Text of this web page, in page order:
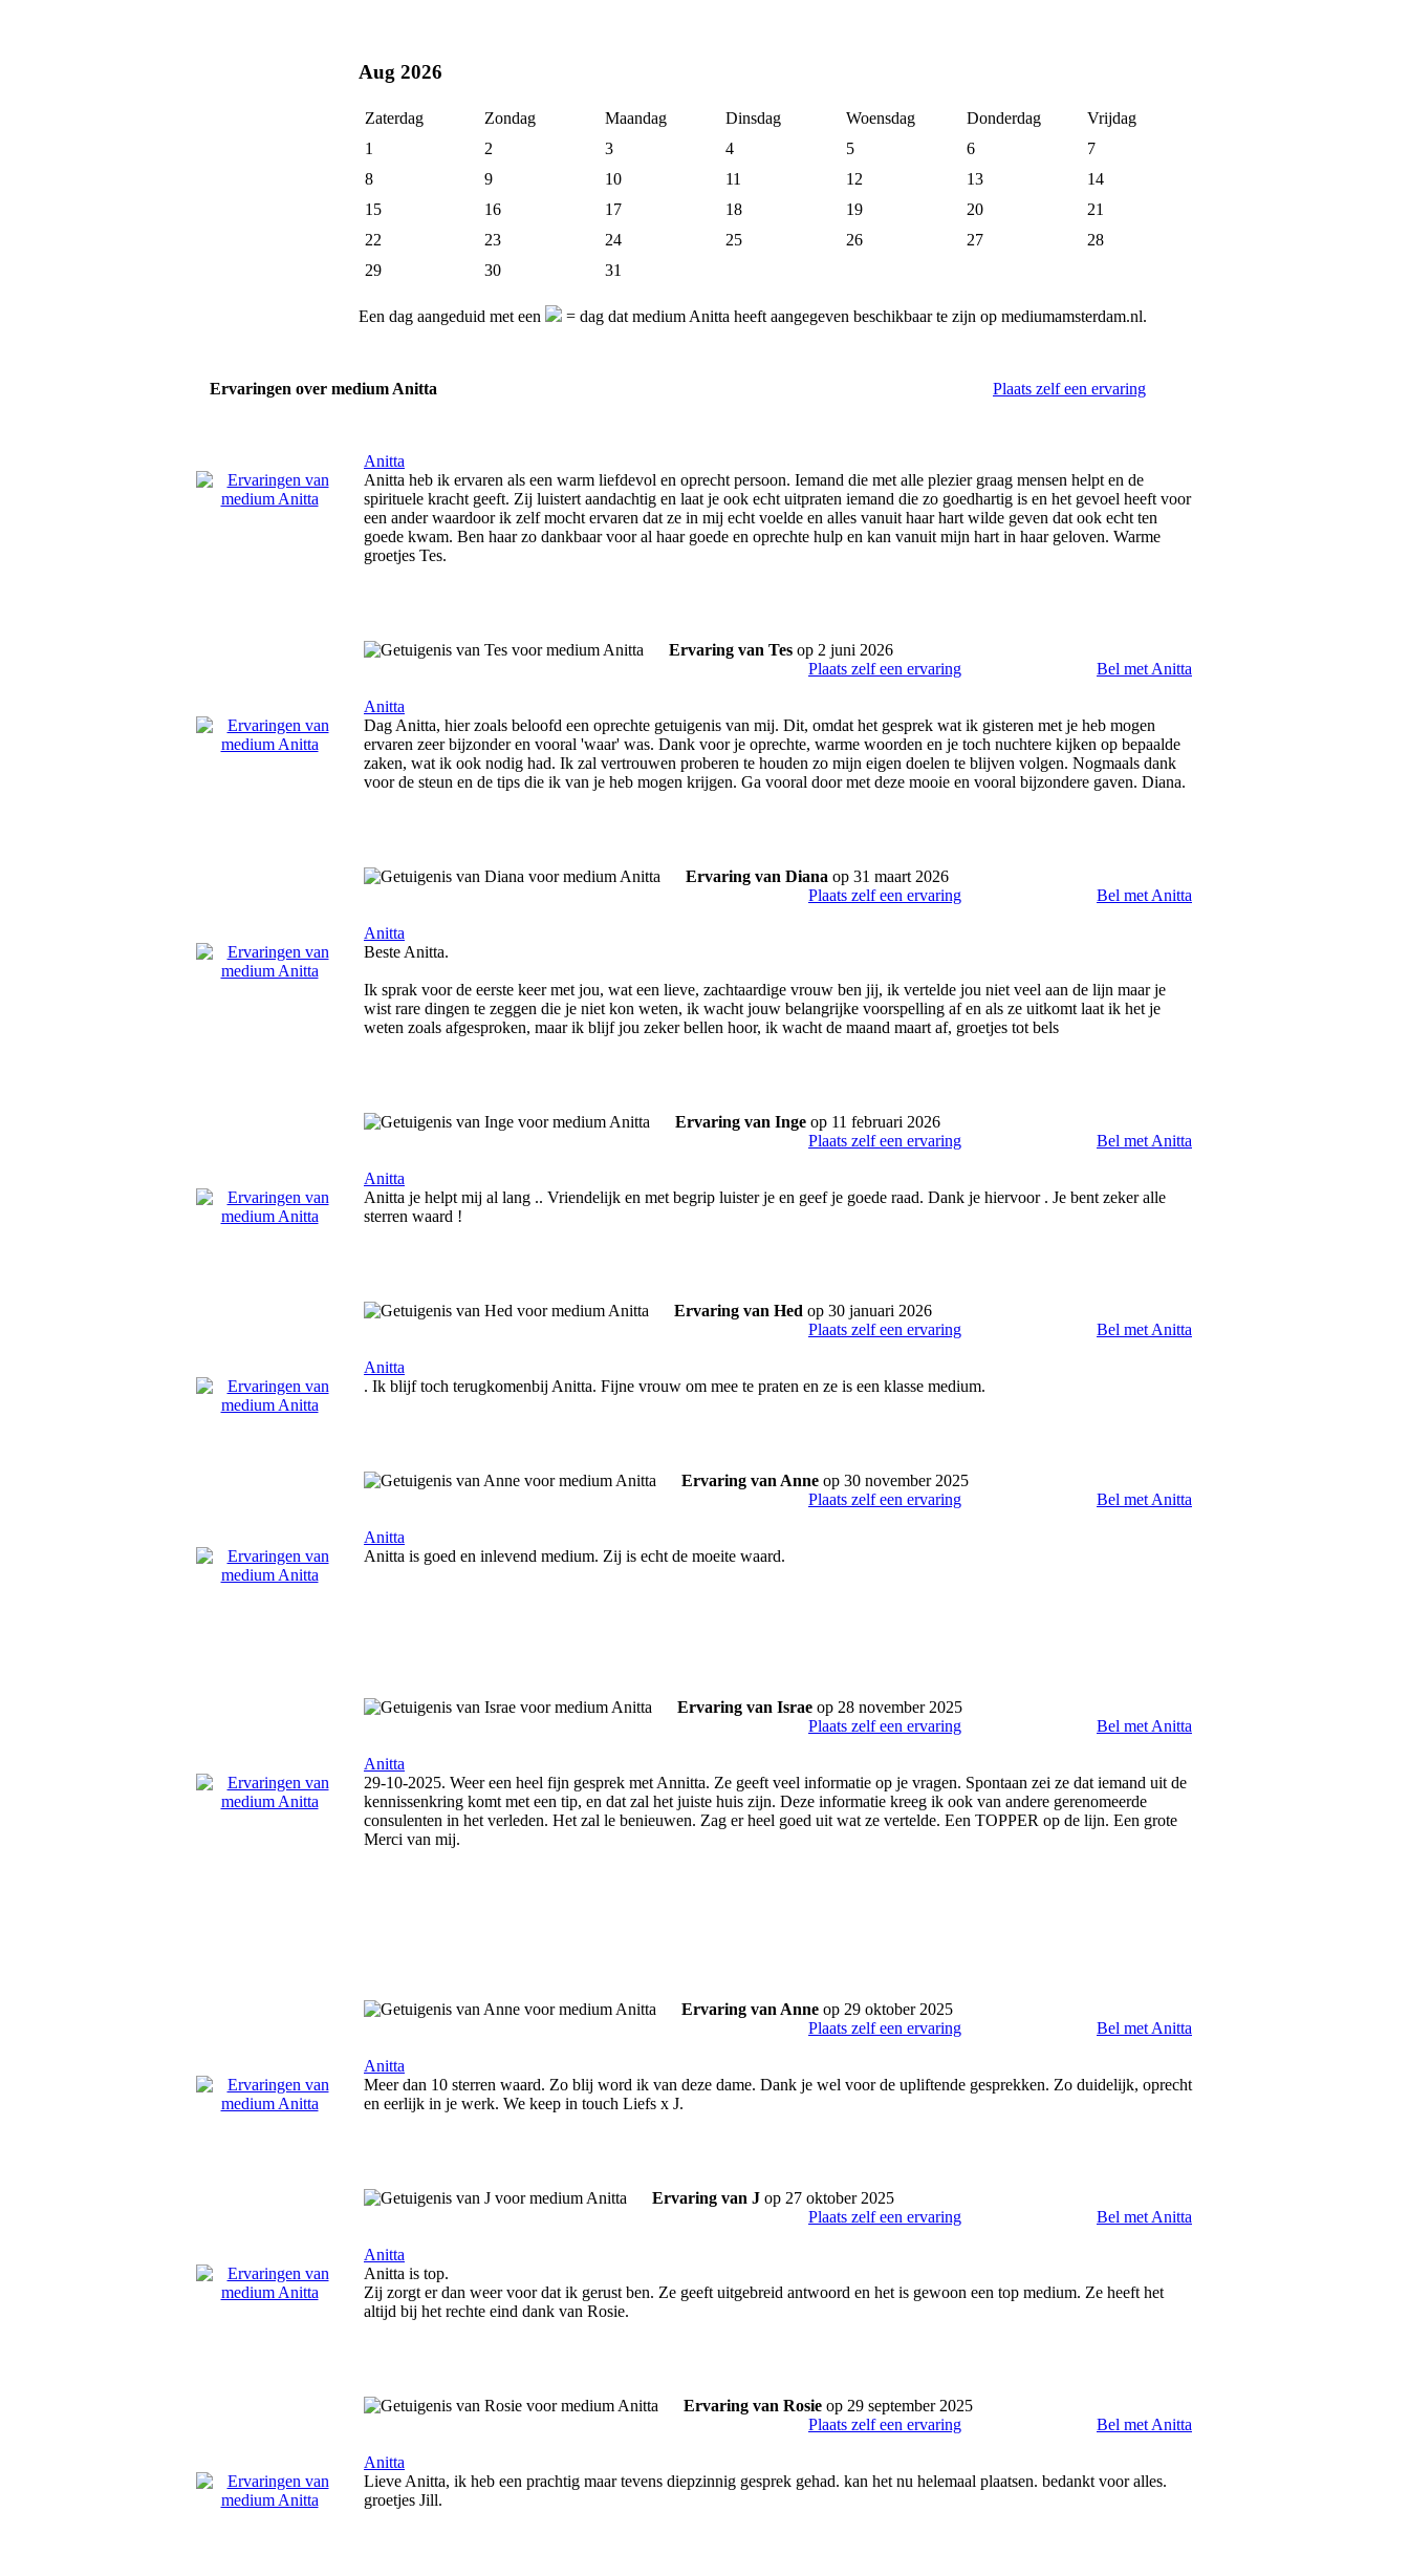
Aug 2026
Zaterdag Zondag Maandag Dinsdag Woensdag Donderdag
Vrijdag
1
2 3 4 5 6
7
8
9 10 11 12 13
14
15
16 17 18 19 20
21
22
23 24 25 26 27
28
29
30 31
Een dag aangeduid met een = dag dat medium Anitta heeft aangegeven beschikbaar te zijn op mediumamsterdam.nl.
Ervaringen over medium Anitta Plaats zelf een ervaring
Anitta
Anitta heb ik ervaren als een warm liefdevol en oprecht persoon. Iemand die met alle plezier graag mensen helpt en de
spirituele kracht geeft. Zij luistert aandachtig en laat je ook echt uitpraten iemand die zo goedhartig is en het gevoel heeft voor
een ander waardoor ik zelf mocht ervaren dat ze in mij echt voelde en alles vanuit haar hart wilde geven dat ook echt ten
goede kwam. Ben haar zo dankbaar voor al haar goede en oprechte hulp en kan vanuit mijn hart in haar geloven. Warme
groetjes Tes.
Ervaring van Tes op 2 juni 2026
Plaats zelf een ervaring
Bel met Anitta
Anitta
Dag Anitta, hier zoals beloofd een oprechte getuigenis van mij. Dit, omdat het gesprek wat ik gisteren met je heb mogen
ervaren zeer bijzonder en vooral 'waar' was. Dank voor je oprechte, warme woorden en je toch nuchtere kijken op bepaalde
zaken, wat ik ook nodig had. Ik zal vertrouwen proberen te houden zo mijn eigen doelen te blijven volgen. Nogmaals dank
voor de steun en de tips die ik van je heb mogen krijgen. Ga vooral door met deze mooie en vooral bijzondere gaven. Diana.
Ervaring van Diana op 31 maart 2026
Plaats zelf een ervaring
Bel met Anitta
Anitta
Beste Anitta.
Ik sprak voor de eerste keer met jou, wat een lieve, zachtaardige vrouw ben jij, ik vertelde jou niet veel aan de lijn maar je
wist rare dingen te zeggen die je niet kon weten, ik wacht jouw belangrijke voorspelling af en als ze uitkomt laat ik het je
weten zoals afgesproken, maar ik blijf jou zeker bellen hoor, ik wacht de maand maart af, groetjes tot bels
Ervaring van Inge op 11 februari 2026
Plaats zelf een ervaring
Bel met Anitta
Anitta
Anitta je helpt mij al lang .. Vriendelijk en met begrip luister je en geef je goede raad. Dank je hiervoor . Je bent zeker alle
sterren waard !
Ervaring van Hed op 30 januari 2026
Plaats zelf een ervaring
Bel met Anitta
Anitta
. Ik blijf toch terugkomenbij Anitta. Fijne vrouw om mee te praten en ze is een klasse medium.
Ervaring van Anne op 30 november 2025
Plaats zelf een ervaring
Bel met Anitta
Anitta
Anitta is goed en inlevend medium. Zij is echt de moeite waard.
Ervaring van Israe op 28 november 2025
Plaats zelf een ervaring
Bel met Anitta
Anitta
29-10-2025. Weer een heel fijn gesprek met Annitta. Ze geeft veel informatie op je vragen. Spontaan zei ze dat iemand uit de
kennissenkring komt met een tip, en dat zal het juiste huis zijn. Deze informatie kreeg ik ook van andere gerenomeerde
consulenten in het verleden. Het zal le benieuwen. Zag er heel goed uit wat ze vertelde. Een TOPPER op de lijn. Een grote
Merci van mij.
Ervaring van Anne op 29 oktober 2025
Plaats zelf een ervaring
Bel met Anitta
Anitta
Meer dan 10 sterren waard. Zo blij word ik van deze dame. Dank je wel voor de upliftende gesprekken. Zo duidelijk, oprecht
en eerlijk in je werk. We keep in touch Liefs x J.
Ervaring van J op 27 oktober 2025
Plaats zelf een ervaring
Bel met Anitta
Anitta
Anitta is top.
Zij zorgt er dan weer voor dat ik gerust ben. Ze geeft uitgebreid antwoord en het is gewoon een top medium. Ze heeft het
altijd bij het rechte eind dank van Rosie.
Ervaring van Rosie op 29 september 2025
Plaats zelf een ervaring
Bel met Anitta
Anitta
Lieve Anitta, ik heb een prachtig maar tevens diepzinnig gesprek gehad. kan het nu helemaal plaatsen. bedankt voor alles.
groetjes Jill.